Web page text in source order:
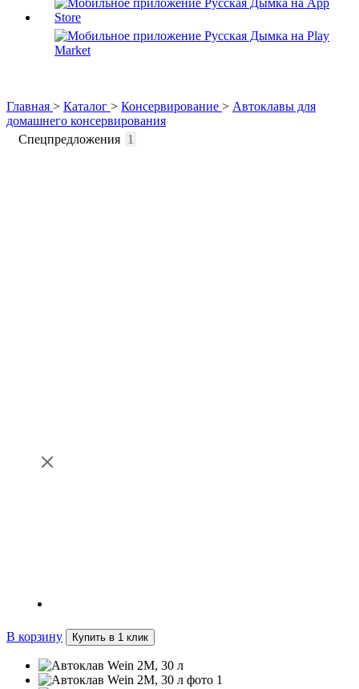
Главная > Каталог > Консервирование > Автоклавы для
домашнего консервирования
Спецпредложения 1
В корзину Купить в 1 клик